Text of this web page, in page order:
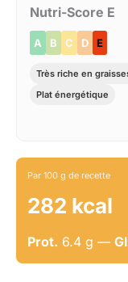
Nutri-Score E
A B C D E
Très riche en
Plat énergétique
Par 100 g de recette
282 kcal
Prot. 6.4 g —